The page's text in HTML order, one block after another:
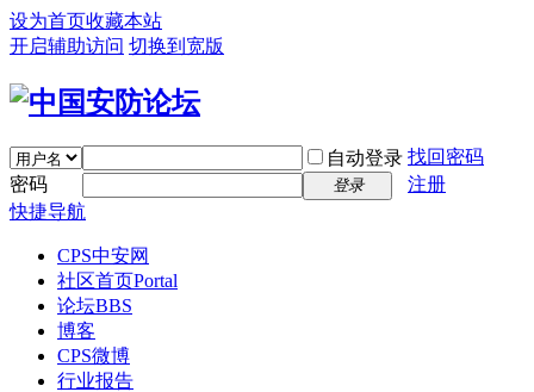
设为首页收藏本站
开启辅助访问 切换到宽版
自动登录 找回密码
密码
登录
注册
快捷导航
CPS中安网
社区首页Portal
论坛BBS
博客
CPS微博
行业报告